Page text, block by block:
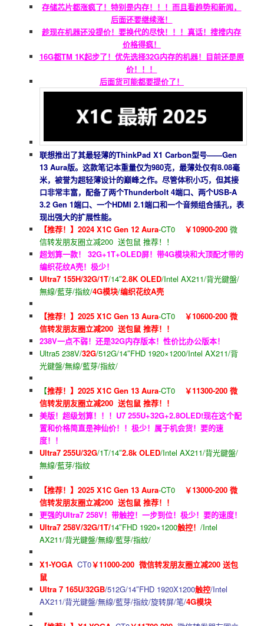
存储芯片都涨疯了！特别是内存！！！而且看趋势和新闻，
后面还要继续涨！
趁现在机器还没提价！要换代的尽快！！！真话！搜搜内存
价格得疯！
16G都TM 1K起步了！优先选择32G内存的机器！目前还是原
价！！！
后面货可能都要提价了！
联想推出了其最轻薄的ThinkPad X1 Carbon型号——Gen
13 Aura版。这款笔记本重量仅为980克，最薄处仅有8.08毫
米，被誉为超轻薄设计的巅峰之作。尽管体积小巧，但其接
口非常丰富，配备了两个Thunderbolt 4端口、两个USB-A
3.2 Gen 1端口、一个HDMI 2.1端口和一个音频组合插孔，表
现出强大的扩展性能。
【推荐！】2024 X1C Gen 12 Aura-CT0 ￥10900-200微
信转发朋友圈立减200 送包鼠 推荐！！
超划算一款！ 32G+1T+OLED屏！带4G模块和大顶配才带的
编织花纹A壳！极少！
Ultra7 155H/32G/1T/14″2.8K OLED/Intel AX211/背光鍵盤/
無線/藍芽/指紋/4G模块/编织花纹A壳
【推荐！】2025 X1C Gen 13 Aura-CT0
￥10600-200 微
信转发朋友圈立减200 送包鼠 推荐！！
238V一点不弱！还是32G内存版本！性价比办公版本！
Ultra5 238V/32G/512G/14″FHD 1920×1200/Intel AX211/背
光鍵盤/無線/藍芽/指紋/
【推荐！】2025 X1C Gen 13 Aura-CT0
￥11300-200 微
信转发朋友圈立减200 送包鼠 推荐！！
美版！超级划算！！！U7 255U+32G+2.8OLED!现在这个配
置和价格简直是神仙价！！极少！属于机会货！要的速
度！！
Ultra7 255U/32G/1T/14″2.8k OLED/Intel AX211/背光鍵盤/
無線/藍芽/指紋
【推荐！】2025 X1C Gen 13 Aura-CT0
￥13000-200 微
信转发朋友圈立减200 送包鼠 推荐！！
更强的Ultra7 258V！带触控！一步到位！极少！要的速度！
Ultra7 258V/32G/1T/14″FHD 1920×1200触控！ /Intel
AX211/背光鍵盤/無線/藍芽/指紋/
X1-YOGACT0￥11000-200 微信转发朋友圈立减200 送包
鼠
Ultra 7 165U/32GB/512G/14″FHD 1920X1200触控/Intel
AX211/背光鍵盤/無線/藍芽/指紋/旋转屏/笔/4G模块